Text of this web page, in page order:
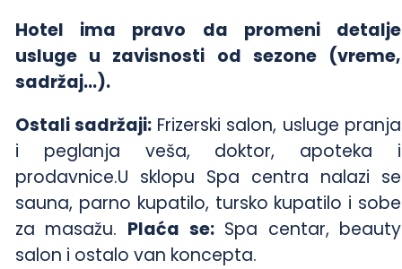
Hotel ima pravo da promeni detalje
usluge u zavisnosti od sezone (vreme,
sadržaj…).
Ostali sadržaji: Frizerski salon, usluge pranja
i peglanja veša, doktor, apoteka i
prodavnice.U sklopu Spa centra nalazi se
sauna, parno kupatilo, tursko kupatilo i sobe
za masažu. Plaća se:Spa centar, beauty
salon i ostalo van koncepta.